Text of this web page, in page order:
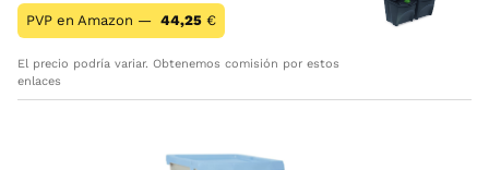
PVP en Amazon — 44,25 €
El precio podría variar. Obtenemos comisión por estos
enlaces